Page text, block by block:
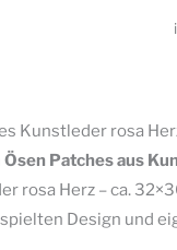
Kunstleder rosa
Ösen Patches aus
rosa Herz – ca.
Design und